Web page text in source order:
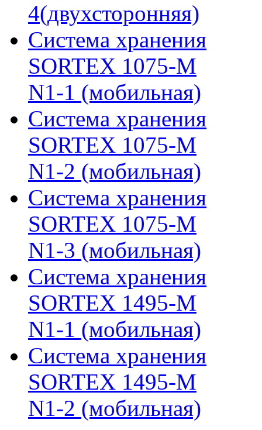
4(двухсторонняя)
Система хранения
SORTEX 1075-M
N1-1 (мобильная)
Система хранения
SORTEX 1075-M
N1-2 (мобильная)
Система хранения
SORTEX 1075-M
N1-3 (мобильная)
Система хранения
SORTEX 1495-M
N1-1 (мобильная)
Система хранения
SORTEX 1495-M
N1-2 (мобильная)